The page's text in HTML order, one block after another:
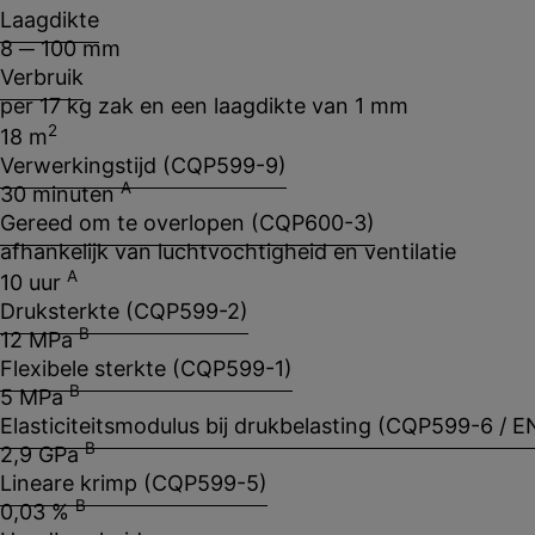
Laagdikte
8 ─ 100 mm
Verbruik
per 17 kg zak en een laagdikte van 1 mm
18 m2
Verwerkingstijd (CQP599-9)
30 minutenA
Gereed om te overlopen (CQP600-3)
afhankelijk van luchtvochtigheid en ventilatie
10 uur A
Druksterkte (CQP599-2)
12 MPaB
Flexibele sterkte (CQP599-1)
5 MPaB
Elasticiteitsmodulus bij drukbelasting (CQP599-6 /
2,9 GPaB
Lineare krimp (CQP599-5)
0,03 %B